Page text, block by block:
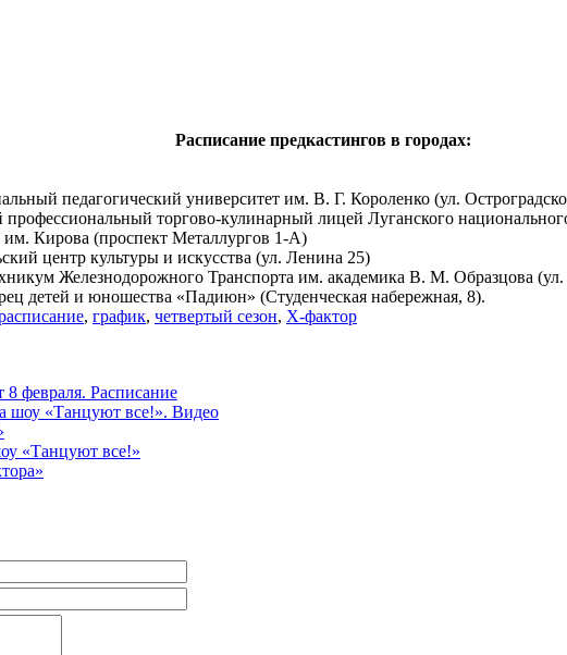
Расписание предкастингов в городах:
педагогический университет им. В. Г. Короленко (ул.
торгово-кулинарный лицей Луганского
Кирова (проспект Металлургов 1-А)
центр культуры и искусства (ул. Ленина 25)
Железнодорожного Транспорта им. академика В. М. Образцова
детей и юношества «Падиюн» (Студенческая набережная, 8).
, график, четвертый сезон, Х-фактор
февраля. Расписание
шоу «Танцуют все!». Видео
«Танцуют все!»